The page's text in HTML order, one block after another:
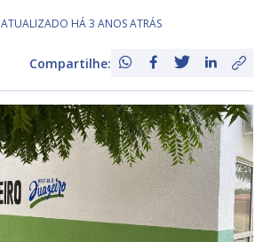
ATUALIZADO HÁ 3 ANOS ATRÁS
Compartilhe: